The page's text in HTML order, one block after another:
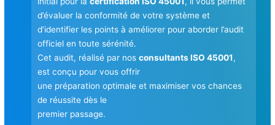
d’évaluer la conformité de votre système et
d’identifier les points à améliorer pour aborder l’audit
officiel en toute sérénité.
Cet audit, réalisé par nosconsultants ISO 45001,
est conçu pour vous offrir
une préparation optimale et maximiser vos chances
de réussite dès le
premier passage.